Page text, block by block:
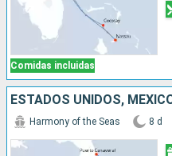
Comidas incluidas
ESTADOS UNIDOS,
Harmony of the Seas 8 d